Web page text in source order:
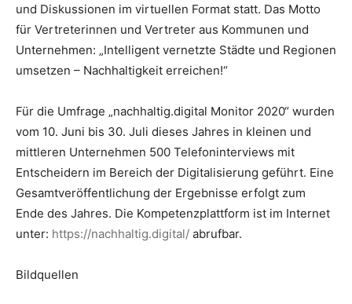
und Diskussionen im virtuellen Format statt. Das Motto
für Vertreterinnen und Vertreter aus Kommunen und
Unternehmen: „Intelligent vernetzte Städte und Regionen
umsetzen – Nachhaltigkeit erreichen!“
Für die Umfrage „nachhaltig.digital Monitor 2020“ wurden
vom 10. Juni bis 30. Juli dieses Jahres in kleinen und
mittleren Unternehmen 500 Telefoninterviews mit
Entscheidern im Bereich der Digitalisierung geführt. Eine
Gesamtveröffentlichung der Ergebnisse erfolgt zum
Ende des Jahres. Die Kompetenzplattform ist im Internet
unter: https://nachhaltig.digital/ abrufbar.
Bildquellen